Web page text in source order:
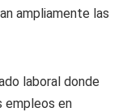
ampliamente las
laboral donde
empleos en